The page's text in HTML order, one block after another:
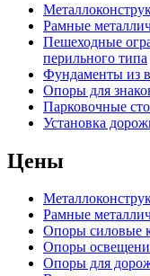
Рамные
Пешеходные
перильного типа
Фундаменты из
Опоры для
Парковочные
Установка
Цены
Рамные
Опоры силовые
Опоры
Опоры для